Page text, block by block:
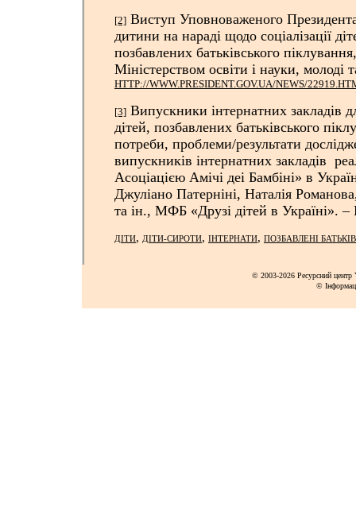
[2] Виступ Уповноваженого
дитини на нараді щодо соціалізації
позбавлених батьківського
Міністерством освіти і науки, молоді
HTTP://WWW.PRESIDENT.GOV.UA/NEWS/
[3] Випускники інтернатних закладів
дітей, позбавлених батьківського
потреби, проблеми/результати
випускників інтернатних закладів
Асоціацією Амічі деі Бамбіні» в
Джуліано Патерніні, Наталія
та ін., МФБ «Друзі дітей в Україні».
ДІТИ, ДІТИ-СИРОТИ, ІНТЕРНАТИ, ПОЗБАВЛЕНІ
© 2003-2026 Ресурсний
©